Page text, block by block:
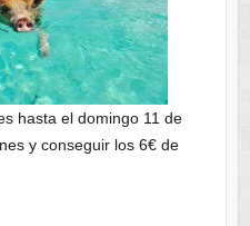
hasta el domingo 11 de
y conseguir los 6€ de